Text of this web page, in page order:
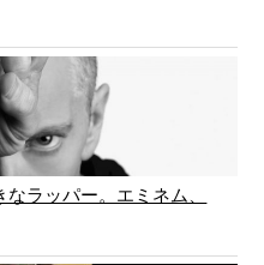
ラッパー。エミネム、